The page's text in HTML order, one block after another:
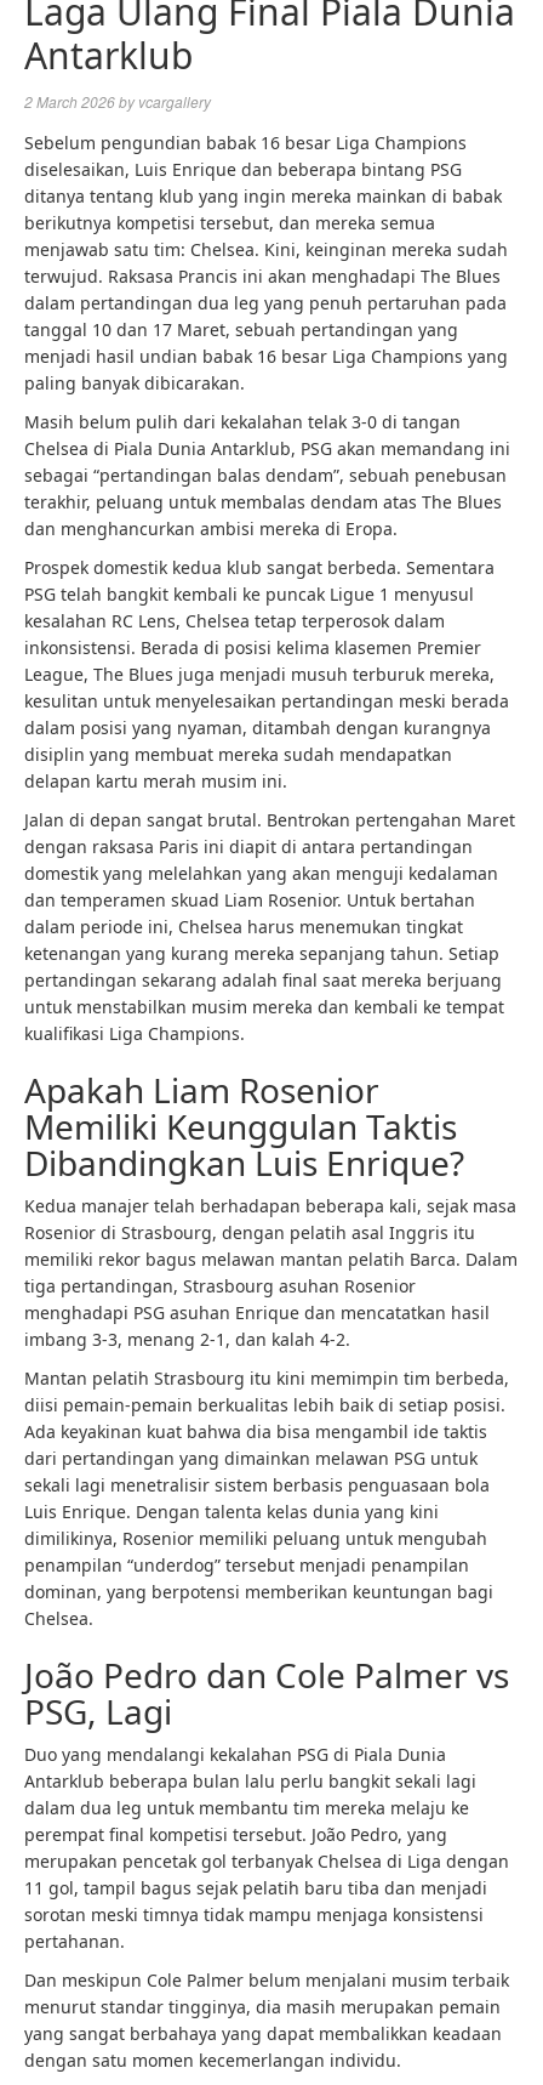
Laga Ulang Final Piala Dunia
Antarklub
2 March 2026by vcargallery
Sebelum pengundian babak 16 besar Liga Champions
diselesaikan, Luis Enrique dan beberapa bintang PSG
ditanya tentang klub yang ingin mereka mainkan di babak
berikutnya kompetisi tersebut, dan mereka semua
menjawab satu tim: Chelsea. Kini, keinginan mereka sudah
terwujud. Raksasa Prancis ini akan menghadapi The Blues
dalam pertandingan dua leg yang penuh pertaruhan pada
tanggal 10 dan 17 Maret, sebuah pertandingan yang
menjadi hasil undian babak 16 besar Liga Champions yang
paling banyak dibicarakan.
Masih belum pulih dari kekalahan telak 3-0 di tangan
Chelsea di Piala Dunia Antarklub, PSG akan memandang ini
sebagai “pertandingan balas dendam”, sebuah penebusan
terakhir, peluang untuk membalas dendam atas The Blues
dan menghancurkan ambisi mereka di Eropa.
Prospek domestik kedua klub sangat berbeda. Sementara
PSG telah bangkit kembali ke puncak Ligue 1 menyusul
kesalahan RC Lens, Chelsea tetap terperosok dalam
inkonsistensi. Berada di posisi kelima klasemen Premier
League, The Blues juga menjadi musuh terburuk mereka,
kesulitan untuk menyelesaikan pertandingan meski berada
dalam posisi yang nyaman, ditambah dengan kurangnya
disiplin yang membuat mereka sudah mendapatkan
delapan kartu merah musim ini.
Jalan di depan sangat brutal. Bentrokan pertengahan Maret
dengan raksasa Paris ini diapit di antara pertandingan
domestik yang melelahkan yang akan menguji kedalaman
dan temperamen skuad Liam Rosenior. Untuk bertahan
dalam periode ini, Chelsea harus menemukan tingkat
ketenangan yang kurang mereka sepanjang tahun. Setiap
pertandingan sekarang adalah final saat mereka berjuang
untuk menstabilkan musim mereka dan kembali ke tempat
kualifikasi Liga Champions.
Apakah Liam Rosenior
Memiliki Keunggulan Taktis
Dibandingkan Luis Enrique?
Kedua manajer telah berhadapan beberapa kali, sejak masa
Rosenior di Strasbourg, dengan pelatih asal Inggris itu
memiliki rekor bagus melawan mantan pelatih Barca. Dalam
tiga pertandingan, Strasbourg asuhan Rosenior
menghadapi PSG asuhan Enrique dan mencatatkan hasil
imbang 3-3, menang 2-1, dan kalah 4-2.
Mantan pelatih Strasbourg itu kini memimpin tim berbeda,
diisi pemain-pemain berkualitas lebih baik di setiap posisi.
Ada keyakinan kuat bahwa dia bisa mengambil ide taktis
dari pertandingan yang dimainkan melawan PSG untuk
sekali lagi menetralisir sistem berbasis penguasaan bola
Luis Enrique. Dengan talenta kelas dunia yang kini
dimilikinya, Rosenior memiliki peluang untuk mengubah
penampilan “underdog” tersebut menjadi penampilan
dominan, yang berpotensi memberikan keuntungan bagi
Chelsea.
João Pedro dan Cole Palmer vs
PSG, Lagi
Duo yang mendalangi kekalahan PSG di Piala Dunia
Antarklub beberapa bulan lalu perlu bangkit sekali lagi
dalam dua leg untuk membantu tim mereka melaju ke
perempat final kompetisi tersebut. João Pedro, yang
merupakan pencetak gol terbanyak Chelsea di Liga dengan
11 gol, tampil bagus sejak pelatih baru tiba dan menjadi
sorotan meski timnya tidak mampu menjaga konsistensi
pertahanan.
Dan meskipun Cole Palmer belum menjalani musim terbaik
menurut standar tingginya, dia masih merupakan pemain
yang sangat berbahaya yang dapat membalikkan keadaan
dengan satu momen kecemerlangan individu.